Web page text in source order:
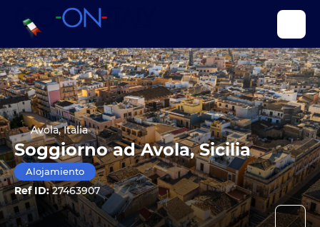
Avola, Italia
Soggiorno ad Avola, Sicilia
Alojamiento
Ref ID:27463907